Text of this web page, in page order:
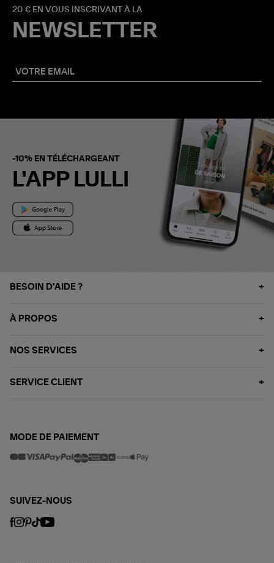
20 € EN VOUS INSCRIVANT À LA
NEWSLETTER
-10% EN TÉLÉCHARGEANT
L'APP LULLI
BESOIN D'AIDE ?
À PROPOS
NOS SERVICES
SERVICE CLIENT
MODE DE PAIEMENT
SUIVEZ-NOUS